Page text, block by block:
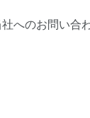
へのお問い合